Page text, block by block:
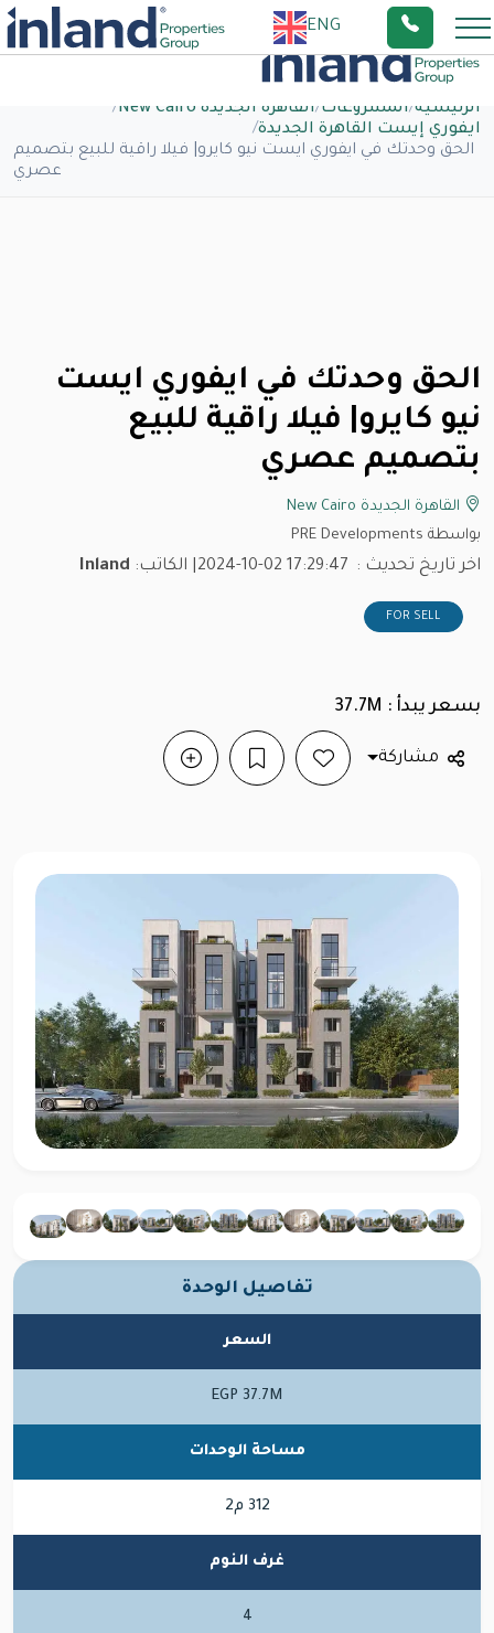
ENG
الرئيسية/المشروعات/القاهرة الجديدة New Cairo
/
ايفوري إيست القاهرة الجديدة/
الحق وحدتك في ايفوري ايست نيو كايرو| فيلا راقية للبيع بتصميم
عصري
الحق وحدتك في ايفوري ايست
نيو كايرو| فيلا راقية للبيع
بتصميم عصري
القاهرة الجديدة New Cairo
بواسطة PRE Developments
اخر تاريخ تحديث : 2024-10-02 17:29:47 | الكاتب: Inland
FOR SELL
بسعر يبدأ : 37.7M
مشاركة
تفاصيل الوحدة
السعر
EGP 37.7M
مساحة الوحدات
312 م2
غرف النوم
4